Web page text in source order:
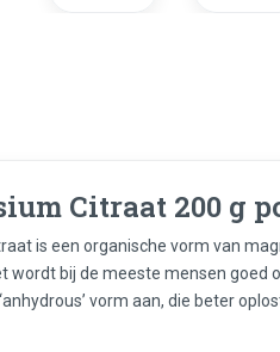
Citraat 200 g
is een organische vorm van
wordt bij de meeste mensen goed
vorm aan, die beter